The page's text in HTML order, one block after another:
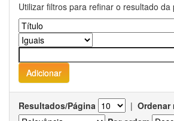
Utilizar filtros para refinar o resultado da
Resultados/Página |